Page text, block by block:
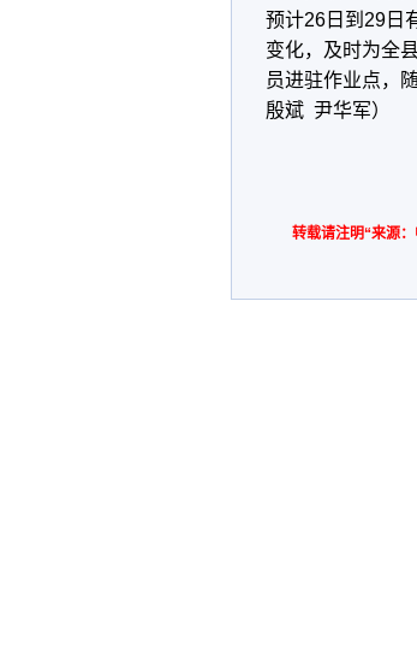
预计26日到29日
变化，及时为全
员进驻作业点，
殷斌 尹华军）
转载请注明“来源：